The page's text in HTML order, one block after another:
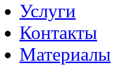
Услуги
Контакты
Материалы